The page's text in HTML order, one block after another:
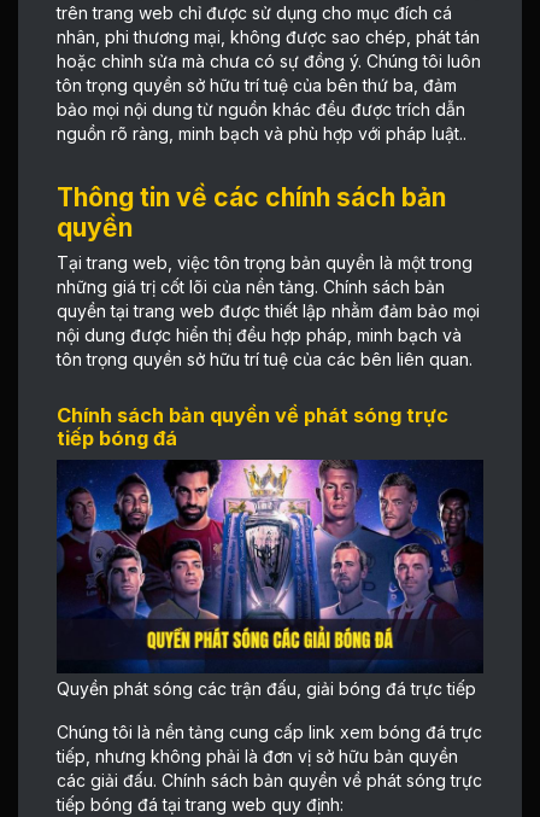
trên trang web chỉ được sử dụng cho mục đích cá
nhân, phi thương mại, không được sao chép, phát tán
hoặc chỉnh sửa mà chưa có sự đồng ý. Chúng tôi luôn
tôn trọng quyền sở hữu trí tuệ của bên thứ ba, đảm
bảo mọi nội dung từ nguồn khác đều được trích dẫn
nguồn rõ ràng, minh bạch và phù hợp với pháp luật..
Thông tin về các chính sách bản
quyền
Tại trang web, việc tôn trọng bản quyền là một trong
những giá trị cốt lõi của nền tảng. Chính sách bản
quyền tại trang web được thiết lập nhằm đảm bảo mọi
nội dung được hiển thị đều hợp pháp, minh bạch và
tôn trọng quyền sở hữu trí tuệ của các bên liên quan.
Chính sách bản quyền về phát sóng trực
tiếp bóng đá
Quyền phát sóng các trận đấu, giải bóng đá trực tiếp
Chúng tôi là nền tảng cung cấp link xem bóng đá trực
tiếp, nhưng không phải là đơn vị sở hữu bản quyền
các giải đấu. Chính sách bản quyền về phát sóng trực
tiếp bóng đá tại trang web quy định: